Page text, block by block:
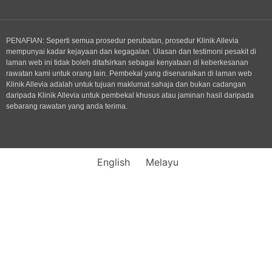
PENAFIAN: Seperti semua prosedur perubatan, prosedur Klinik Allevia
mempunyai kadar kejayaan dan kegagalan. Ulasan dan testimoni pesakit di
laman web ini tidak boleh ditafsirkan sebagai kenyataan di keberkesanan
rawatan kami untuk orang lain. Pembekal yang disenaraikan di laman web
Klinik Allevia adalah untuk tujuan maklumat sahaja dan bukan cadangan
daripada Klinik Allevia untuk pembekal khusus atau jaminan hasil daripada
sebarang rawatan yang anda terima.
English Melayu